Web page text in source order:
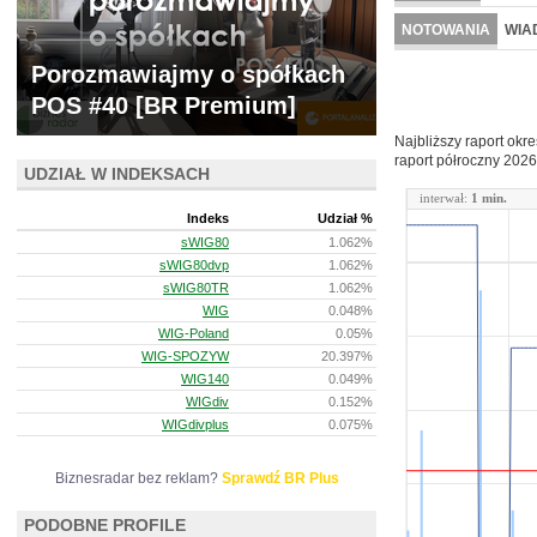
BR LAB
NOTOWANIA
Najbliższy raport
raport półroczny
interwał: 1 min.
Porozmawiajmy o spółkach
POS #40 [BR Premium]
UDZIAŁ W INDEKSACH
Indeks
Udział %
sWIG80
1.062%
sWIG80dvp
1.062%
sWIG80TR
1.062%
WIG
0.048%
WIG-Poland
0.05%
WIG-SPOZYW
20.397%
WIG140
0.049%
WIGdiv
0.152%
WIGdivplus
0.075%
Biznesradar bez reklam? Sprawdź BR Plus
PODOBNE PROFILE